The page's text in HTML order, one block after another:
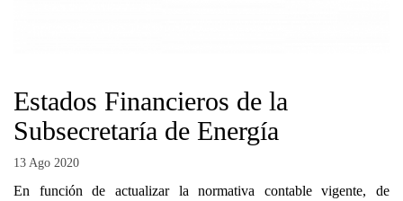
Estados Financieros de la
Subsecretaría de Energía
13 Ago 2020
En función de actualizar la normativa contable vigente, de